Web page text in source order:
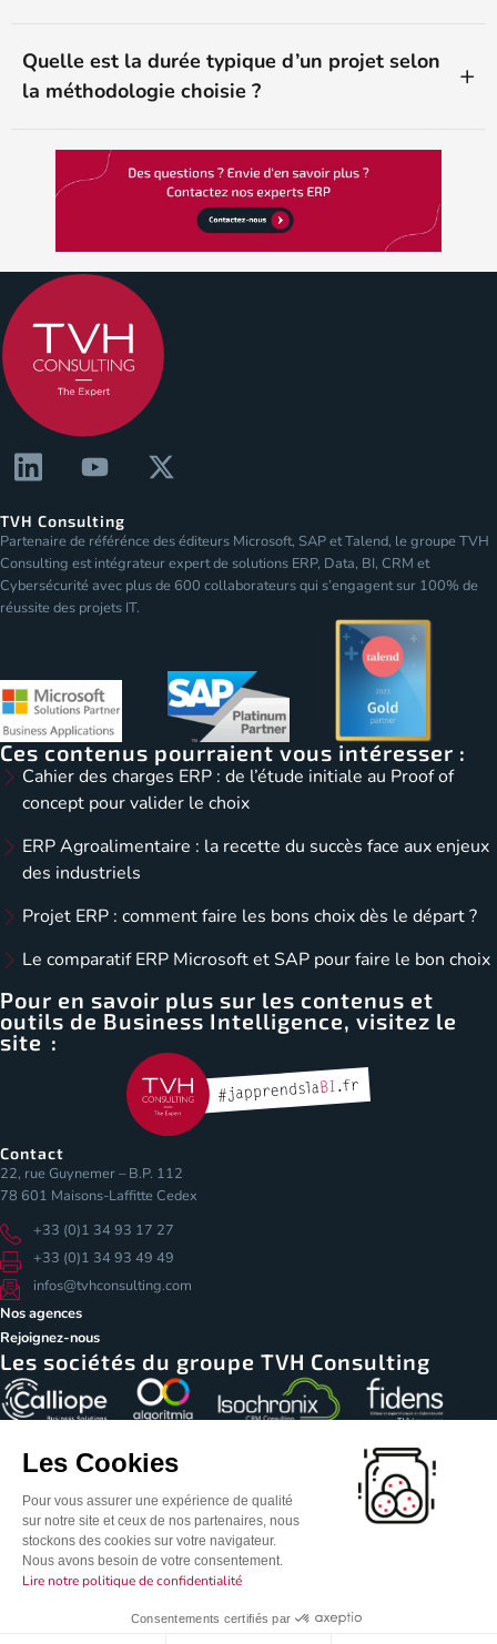
Quelle est la durée typique d’un projet selon
la méthodologie choisie ?
TVH Consulting
Partenaire de référénce des éditeurs Microsoft, SAP et Talend, le groupe TVH
Consulting est intégrateur expert de solutions ERP, Data, BI, CRM et
Cybersécurité avec plus de 600 collaborateurs qui s’engagent sur 100% de
réussite des projets IT.
Ces contenus pourraient vous intéresser :
Cahier des charges ERP : de l’étude initiale au Proof of
concept pour valider le choix
ERP Agroalimentaire : la recette du succès face aux enjeux
des industriels
Projet ERP : comment faire les bons choix dès le départ ?
Le comparatif ERP Microsoft et SAP pour faire le bon choix
Pour en savoir plus sur les contenus et
outils de Business Intelligence, visitez le
site :
Contact
22, rue Guynemer – B.P. 112
78 601 Maisons-Laffitte Cedex
+33 (0)1 34 93 17 27
+33 (0)1 34 93 49 49
infos@tvhconsulting.com
Nos agences
Rejoignez-nous
Les sociétés du groupe TVH Consulting
© Copyright 2026 – TVH Consulting
Mentions légales
Notice de traitement des données personnelles
Conditions générales de vente
Les Cookies
Pour vous assurer une expérience de qualité
sur notre site et ceux de nos partenaires, nous
stockons des cookies sur votre navigateur.
Nous avons besoin de votre consentement.
Lire notre politique de confidentialité
Consentements certifiés par